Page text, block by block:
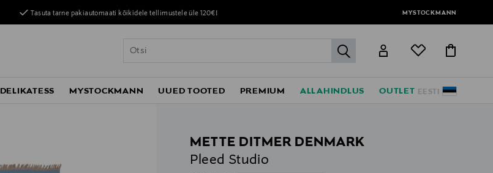
Tasuta tarne pakiautomaati kõikidele tellimustele üle 120€! MYSTOCKMANN
label.header.go
EESTI
DELIKATESS MYSTOCKMANN UUED TOOTED PREMIUM ALLAHINDLUS OUTLET
METTE DITMER DENMARK
Pleed Studio